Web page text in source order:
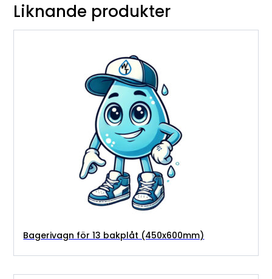
Liknande produkter
Bagerivagn för 13 bakplåt (450x600mm)